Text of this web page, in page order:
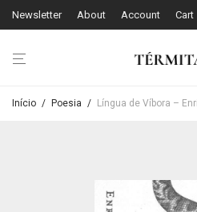
Newsletter About Account Cart
Início / Poesia / Língua de Víbora –